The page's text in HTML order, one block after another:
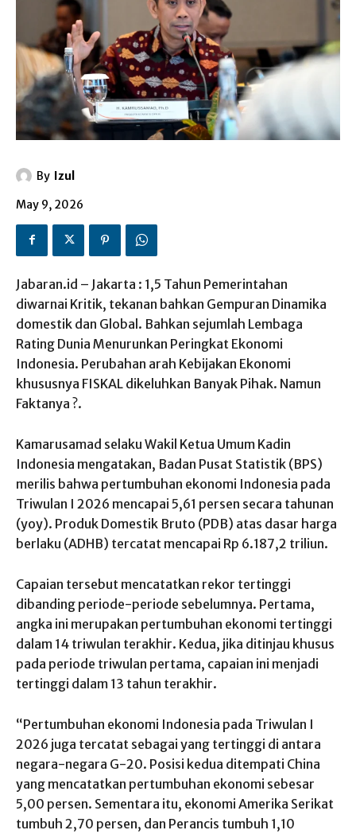
By Izul
May 9, 2026
Jabaran.id – Jakarta : 1,5 Tahun Pemerintahan
diwarnai Kritik, tekanan bahkan Gempuran Dinamika
domestik dan Global. Bahkan sejumlah Lembaga
Rating Dunia Menurunkan Peringkat Ekonomi
Indonesia. Perubahan arah Kebijakan Ekonomi
khususnya FISKAL dikeluhkan Banyak Pihak. Namun
Faktanya ?.
Kamarusamad selaku Wakil Ketua Umum Kadin
Indonesia mengatakan, Badan Pusat Statistik (BPS)
merilis bahwa pertumbuhan ekonomi Indonesia pada
Triwulan I 2026 mencapai 5,61 persen secara tahunan
(yoy). Produk Domestik Bruto (PDB) atas dasar harga
berlaku (ADHB) tercatat mencapai Rp 6.187,2 triliun.
Capaian tersebut mencatatkan rekor tertinggi
dibanding periode-periode sebelumnya. Pertama,
angka ini merupakan pertumbuhan ekonomi tertinggi
dalam 14 triwulan terakhir. Kedua, jika ditinjau khusus
pada periode triwulan pertama, capaian ini menjadi
tertinggi dalam 13 tahun terakhir.
“Pertumbuhan ekonomi Indonesia pada Triwulan I
2026 juga tercatat sebagai yang tertinggi di antara
negara-negara G-20. Posisi kedua ditempati China
yang mencatatkan pertumbuhan ekonomi sebesar
5,00 persen. Sementara itu, ekonomi Amerika Serikat
tumbuh 2,70 persen, dan Perancis tumbuh 1,10